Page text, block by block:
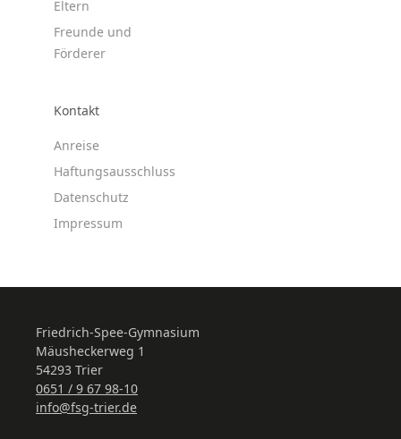
Eltern
Freunde und
Förderer
Kontakt
Anreise
Haftungsausschluss
Datenschutz
Impressum
Friedrich-Spee-Gymnasium
Mäusheckerweg 1
54293 Trier
0651 / 9 67 98-10
info@fsg-trier.de